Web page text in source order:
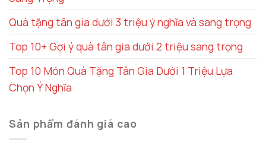
Quà tặng tân gia dưới 3 triệu ý nghĩa và sang trọng
Top 10+ Gợi ý quà tân gia dưới 2 triệu sang trọng
Top 10 Món Quà Tặng Tân Gia Dưới 1 Triệu Lựa
Chọn Ý Nghĩa
Sản phẩm đánh giá cao